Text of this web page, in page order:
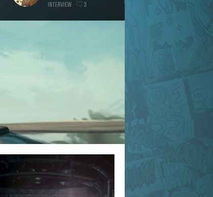
INTERVIEW 3